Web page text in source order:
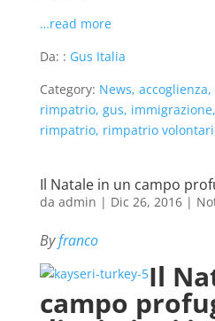
…read more
Da: : Gus Italia
Category: News,
rimpatrio, gus,
rimpatrio, rimpatrio
Il Natale in un campo
da admin | Dic 26, 2016|
Byfranco
Il
campo